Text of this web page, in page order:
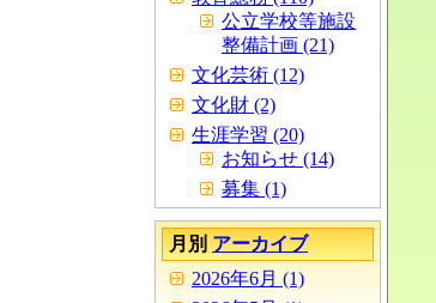
公立学校等施設
整備計画 (21)
文化芸術 (12)
文化財 (2)
生涯学習 (20)
お知らせ (14)
募集 (1)
月別アーカイブ
2026年6月 (1)